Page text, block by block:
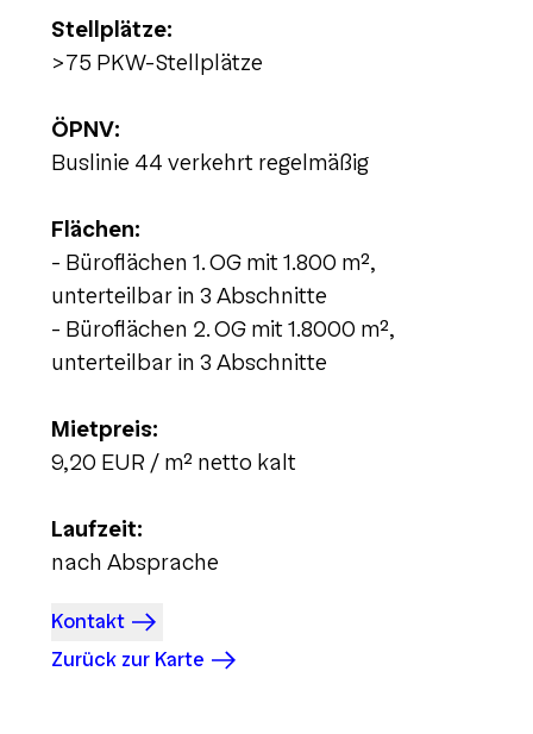
Stellplätze:
>75 PKW-Stellplätze
ÖPNV:
Buslinie 44 verkehrt regelmäßig
Flächen:
- Büroflächen 1. OG mit 1.800 m²,
unterteilbar in 3 Abschnitte
- Büroflächen 2. OG mit 1.8000 m²,
unterteilbar in 3 Abschnitte
Mietpreis:
9,20 EUR / m² netto kalt
Laufzeit:
nach Absprache
Kontakt
Zurück zur Karte